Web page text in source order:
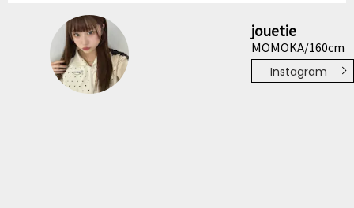
jouetie
MOMOKA/160cm
Instagram